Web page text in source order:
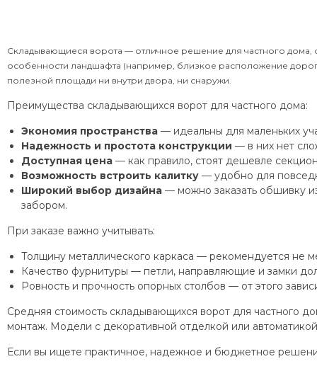
Складывающиеся ворота — отличное решение для частного дома,
особенности ландшафта (например, близкое расположение
полезной площади ни внутри двора, ни снаружи.
Преимущества складывающихся ворот для частного дома:
Экономия пространства — идеальны для маленьких
Надежность и простота конструкции — в них нет
Доступная цена — как правило, стоят дешевле
Возможность встроить калитку — удобно для
Широкий выбор дизайна — можно заказать обшивку
забором.
При заказе важно учитывать:
Толщину металлического каркаса — рекомендуется не
Качество фурнитуры — петли, направляющие и замки
Ровность и прочность опорных столбов — от этого
Средняя стоимость складывающихся ворот для частного
монтаж. Модели с декоративной отделкой или
Если вы ищете практичное, надежное и бюджетное